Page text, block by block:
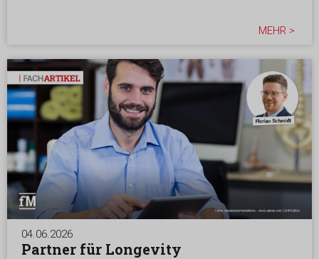
MEHR >
04.06.2026
Partner für Longevity